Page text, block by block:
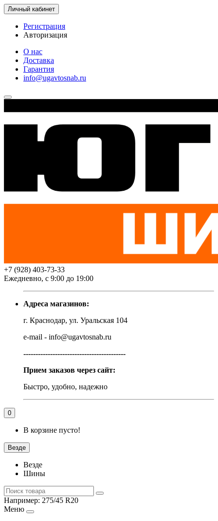
Личный кабинет
Регистрация
Авторизация
О нас
Доставка
Гарантия
info@ugavtosnab.ru
+7 (928) 403-73-33
Ежедневно, с 9:00 до 19:00
Адреса магазинов:
г. Краснодар, ул. Уральская 104
e-mail - info@ugavtosnab.ru
------------------------------------------
Прием заказов через сайт:
Быстро, удобно, надежно
0
В корзине пусто!
Везде
Везде
Шины
Например: 275/45 R20
Меню